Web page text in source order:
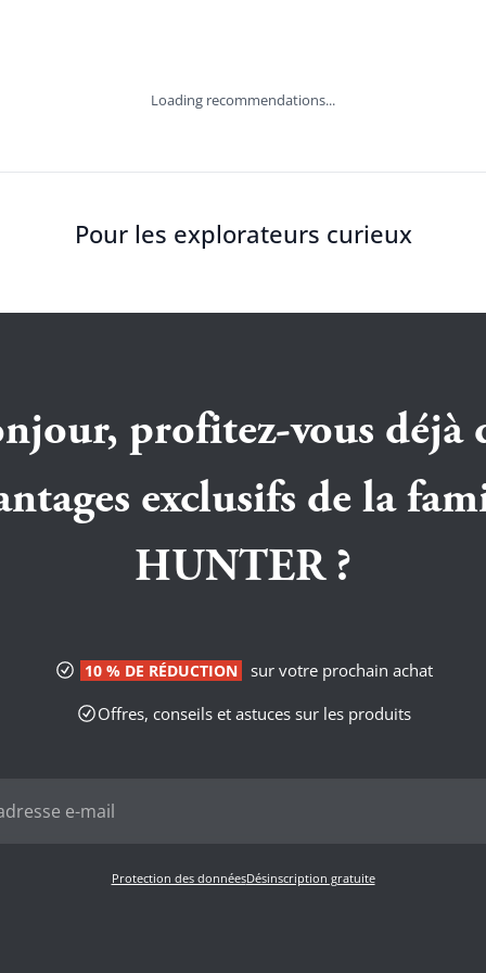
Loading recommendations...
Pour les explorateurs curieux
profitez-vous déjà
exclusifs de la
HUNTER ?
10 % DE RÉDUCTION
sur votre prochain achat
Offres, conseils et astuces sur les produits
Protection des donnéesDésinscription gratuite